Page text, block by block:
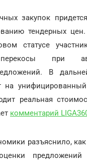
закупок
тендерных
статусе
при
В
на
реальная
комментарий
разъяснило, как